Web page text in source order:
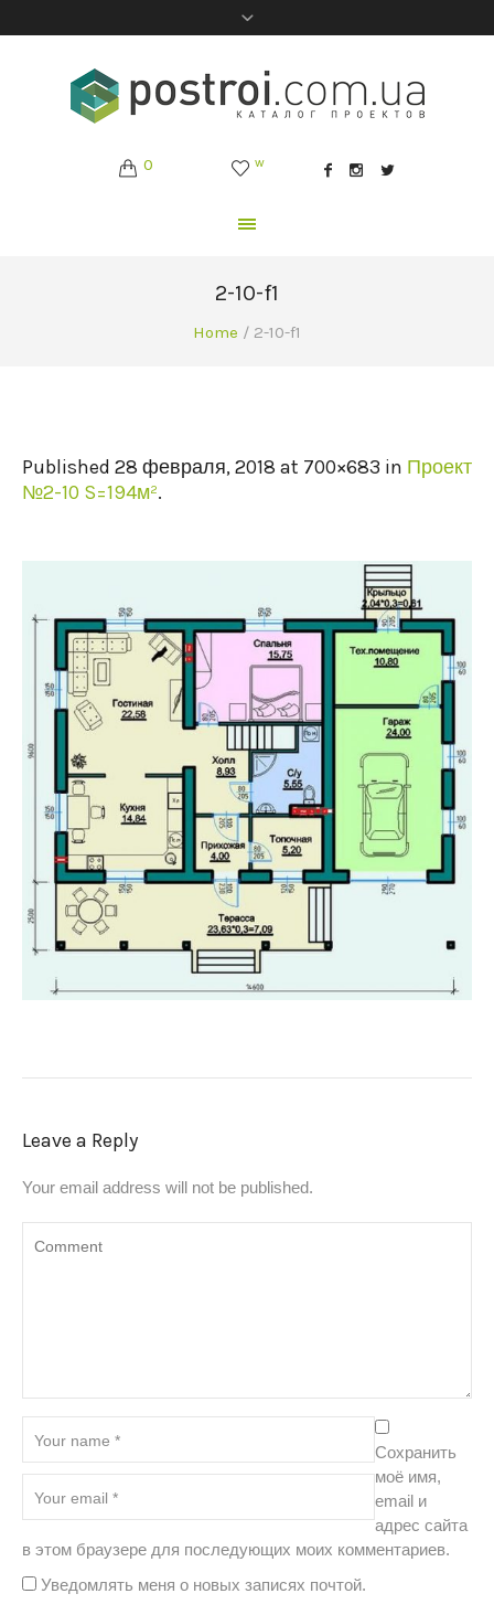
0 w
2-10-f1
Home / 2-10-f1
Published 28 февраля, 2018 at 700×683 in Проект
№2-10 S=194м².
Leave a Reply
Your email address will not be published.
Сохранить
моё имя,
email и
адрес сайта
в этом браузере для последующих моих комментариев.
Уведомлять меня о новых записях почтой.